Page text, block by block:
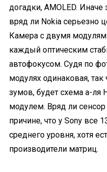
догадки, AMOLED. Иначе
вряд ли Nokia серьезно
Камера с двумя
каждый оптическим
автофокусом. Судя по
модулях одинаковая, так
зумов, будет схема а-
модулем. Вряд ли
причине, что у Sony все
среднего уровня, хотя
производители матриц.